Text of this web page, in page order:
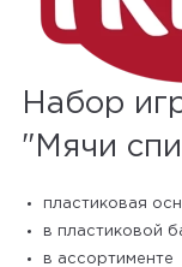
Набор
"Мячи
пластиковая
в пластиковой
в ассортименте